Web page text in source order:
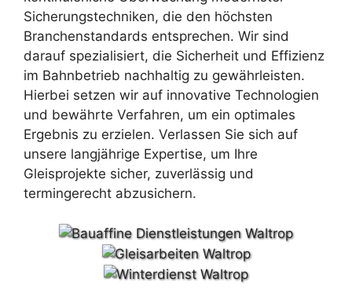
Sicherungstechniken, die den höchsten
Branchenstandards entsprechen. Wir sind
darauf spezialisiert, die Sicherheit und Effizienz
im Bahnbetrieb nachhaltig zu gewährleisten.
Hierbei setzen wir auf innovative Technologien
und bewährte Verfahren, um ein optimales
Ergebnis zu erzielen. Verlassen Sie sich auf
unsere langjährige Expertise, um Ihre
Gleisprojekte sicher, zuverlässig und
termingerecht abzusichern.